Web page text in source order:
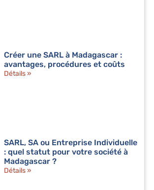
Créer une SARL à Madagascar :
avantages, procédures et coûts
Détails »
SARL, SA ou Entreprise Individuelle
: quel statut pour votre société à
Madagascar ?
Détails »